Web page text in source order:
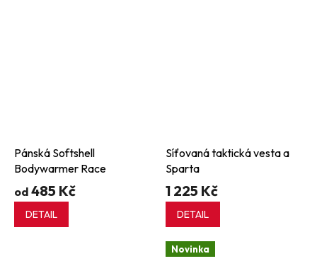
Pánská Softshell
Bodywarmer Race
od 485 Kč
DETAIL
Síťovaná taktická vesta a
Sparta
1 225 Kč
DETAIL
Novinka